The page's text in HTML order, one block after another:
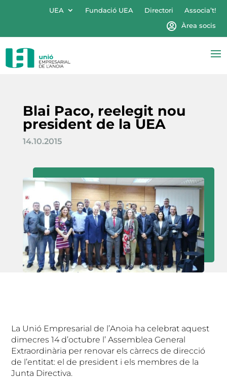
UEA Fundació UEA Directori
Associa’t!
Àrea socis
Blai Paco, reelegit nou
president de la UEA
14.10.2015
La Unió Empresarial de l’Anoia ha celebrat aquest
dimecres 14 d’octubre l’ Assemblea General
Extraordinària per renovar els càrrecs de direcció
de l’entitat: el de president i els membres de la
Junta Directiva.